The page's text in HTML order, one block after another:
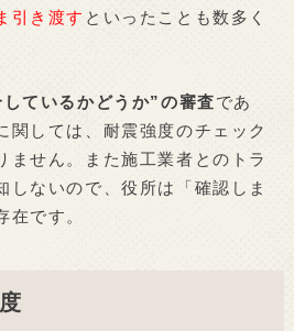
引き渡す といったことも数多く
ているかどうか”の審査であ
関しては、耐震強度のチェック
ません。また施工業者とのトラ
しないので、役所は「確認しま
在です。